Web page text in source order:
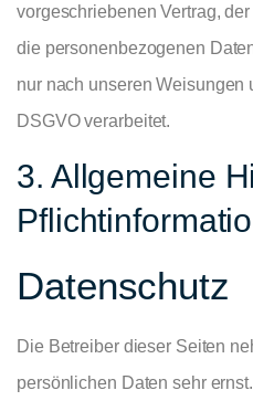
vorgeschriebenen Vertrag,
die personenbezogenen
nur nach unseren Weisungen
DSGVO verarbeitet.
3. Allgemeine
Datenschutz
Die Betreiber dieser Seiten
persönlichen Daten sehr